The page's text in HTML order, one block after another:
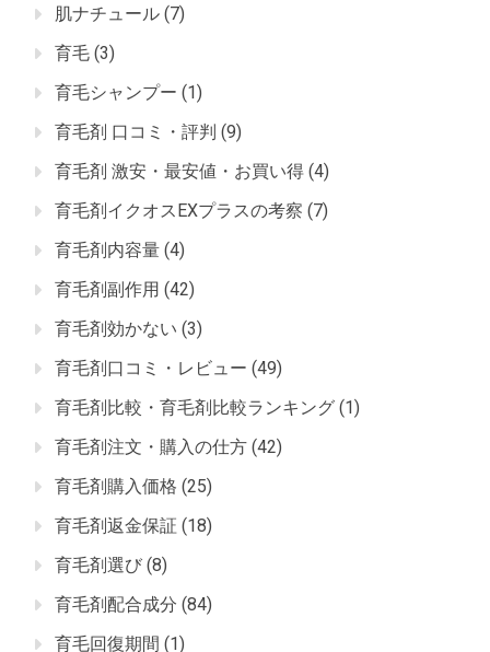
肌ナチュール (7)
育毛 (3)
育毛シャンプー (1)
育毛剤 口コミ・評判 (9)
育毛剤 激安・最安値・お買い得 (4)
育毛剤イクオスEXプラスの考察 (7)
育毛剤内容量 (4)
育毛剤副作用 (42)
育毛剤効かない (3)
育毛剤口コミ・レビュー (49)
育毛剤比較・育毛剤比較ランキング (1)
育毛剤注文・購入の仕方 (42)
育毛剤購入価格 (25)
育毛剤返金保証 (18)
育毛剤選び (8)
育毛剤配合成分 (84)
育毛回復期間 (1)